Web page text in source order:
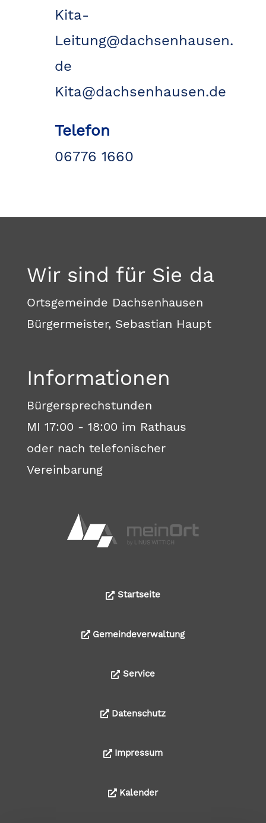
Kita-
Leitung@dachsenhausen.
de
Kita@dachsenhausen.de
Telefon
06776 1660
Wir sind für Sie da
Ortsgemeinde Dachsenhausen
Bürgermeister, Sebastian Haupt
Informationen
Bürgersprechstunden
MI 17:00 - 18:00 im Rathaus
oder nach telefonischer
Vereinbarung
Startseite
Gemeindeverwaltung
Service
Datenschutz
Impressum
Kalender